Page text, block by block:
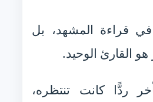
قراءة المشهد، بل
القارئ الوحيد.
ردًّا كانت تنتظره،